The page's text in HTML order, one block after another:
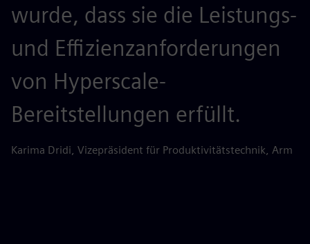
wurde, dass sie die Leistungs-
und Effizienzanforderungen
von Hyperscale-
Bereitstellungen erfüllt.
Karima Dridi, Vizepräsident für Produktivitätstechnik, Arm